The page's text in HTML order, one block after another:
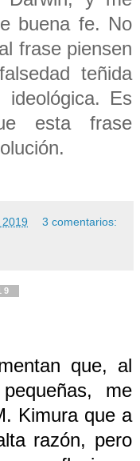
buena fe. No
frase piensen
teñida
ideológica. Es
esta frase
3 comentarios:
que, al
me
Kimura que a
razón, pero